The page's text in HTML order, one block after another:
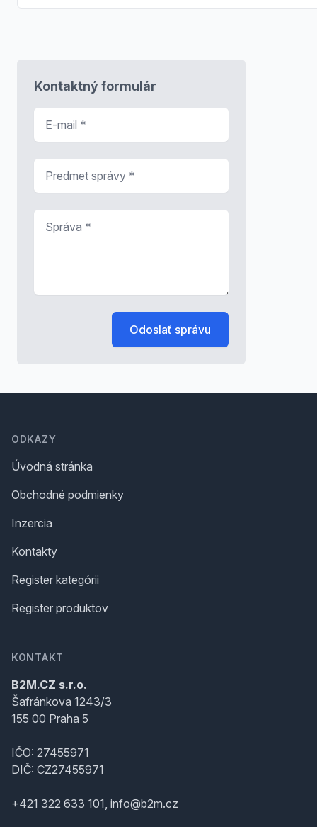
Kontaktný formulár
Odoslať správu
ODKAZY
Úvodná stránka
Obchodné podmienky
Inzercia
Kontakty
Register kategórii
Register produktov
KONTAKT
B2M.CZ s.r.o.
Šafránkova 1243/3
155 00 Praha 5
IČO: 27455971
DIČ: CZ27455971
+421 322 633 101, info@b2m.cz